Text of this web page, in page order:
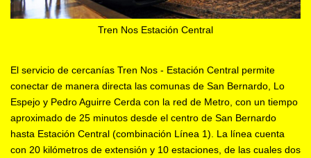
Tren Nos Estación Central
El servicio de cercanías Tren Nos - Estación Central permite
conectar de manera directa las comunas de San Bernardo, Lo
Espejo y Pedro Aguirre Cerda con la red de Metro, con un tiempo
aproximado de 25 minutos desde el centro de San Bernardo
hasta Estación Central (combinación Línea 1). La línea cuenta
con 20 kilómetros de extensión y 10 estaciones, de las cuales dos